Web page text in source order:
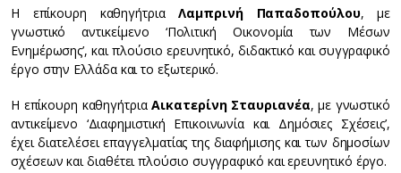
Η επίκουρη καθηγήτριαΛαμπρινή Παπαδοπούλου, με
γνωστικό αντικείμενο ‘Πολιτική Οικονομία των Μέσων
Ενημέρωσης’, και πλούσιο ερευνητικό, διδακτικό και συγγραφικό
έργο στην Ελλάδα και το εξωτερικό.
Η επίκουρη καθηγήτριαΑικατερίνη Σταυριανέα, με γνωστικό
αντικείμενο ‘Διαφημιστική Επικοινωνία και Δημόσιες Σχέσεις’,
έχει διατελέσει επαγγελματίας της διαφήμισης και των δημοσίων
σχέσεων και διαθέτει πλούσιο συγγραφικό και ερευνητικό έργο.